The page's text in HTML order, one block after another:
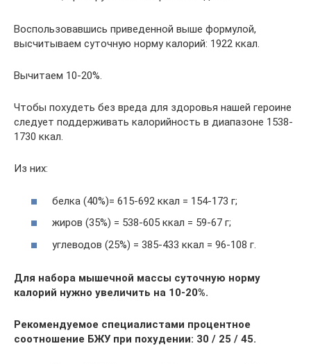
Воспользовавшись приведенной выше формулой,
высчитываем суточную норму калорий: 1922 ккал.
Вычитаем 10-20%.
Чтобы похудеть без вреда для здоровья нашей героине
следует поддерживать калорийность в диапазоне 1538-
1730 ккал.
Из них:
белка (40%)= 615-692 ккал = 154-173 г;
жиров (35%) = 538-605 ккал = 59-67 г;
углеводов (25%) = 385-433 ккал = 96-108 г.
Для набора мышечной массы суточную норму
калорий нужно увеличить на 10-20%.
Рекомендуемое специалистами процентное
соотношение БЖУ при похудении: 30 / 25 / 45.